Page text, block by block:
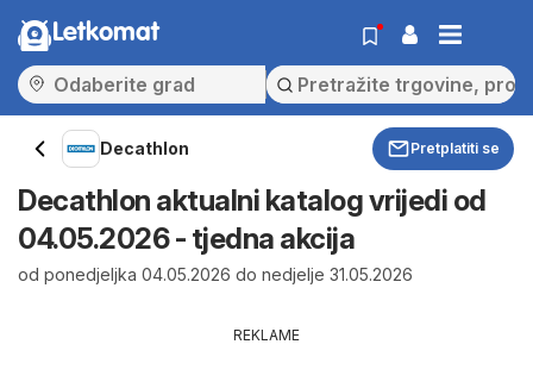
Letkomat
Decathlon Pretplatiti se
Decathlon aktualni katalog vrijedi od
04.05.2026 - tjedna akcija
od ponedjeljka 04.05.2026 do nedjelje 31.05.2026
REKLAME